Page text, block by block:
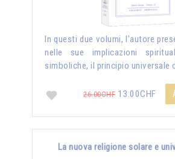
In questi due volumi, l’autore
nelle sue implicazioni
simboliche, il principio universale
26.00CHF 13.00CHF
La nuova religione solare e